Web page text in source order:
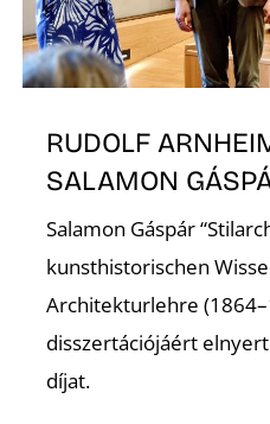
RUDOLF
SALAMON
Salamon Gáspár
kunsthistorischen
Architekturlehre
disszertációjáért
díjat.